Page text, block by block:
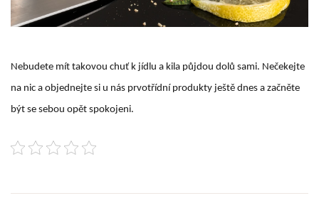
Nebudete mít takovou chuť k jídlu a kila půjdou dolů sami. Nečekejte
na nic a objednejte si u nás prvotřídní produkty ještě dnes a začněte
být se sebou opět spokojeni.